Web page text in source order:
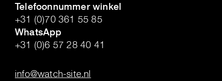
Telefoonnummer winkel
+31 (0)70 361 55 85
WhatsApp
+31 (0)6 57 28 40 41
info@watch-site.nl